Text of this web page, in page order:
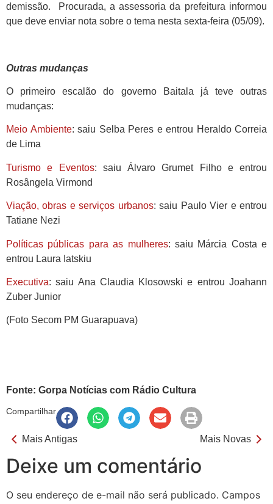
demissão. Procurada, a assessoria da prefeitura informou
que deve enviar nota sobre o tema nesta sexta-feira (05/09).
Outras mudanças
O primeiro escalão do governo Baitala já teve outras
mudanças:
Meio Ambiente: saiu Selba Peres e entrou Heraldo Correia
de Lima
Turismo e Eventos: saiu Álvaro Grumet Filho e entrou
Rosângela Virmond
Viação, obras e serviços urbanos: saiu Paulo Vier e entrou
Tatiane Nezi
Políticas públicas para as mulheres: saiu Márcia Costa e
entrou Laura Iatskiu
Executiva: saiu Ana Claudia Klosowski e entrou Joahann
Zuber Junior
(Foto Secom PM Guarapuava)
Fonte: Gorpa Notícias com Rádio Cultura
Compartilhar
Mais Antigas Mais Novas
Deixe um comentário
O seu endereço de e-mail não será publicado. Campos